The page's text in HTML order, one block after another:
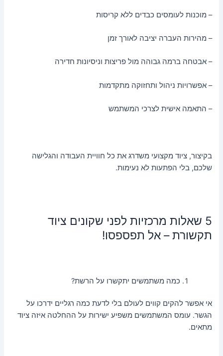
– מוכנות לעומסים כבדים ללא קריסות
– מהירות העברה יציבה לאורך זמן
– אבטחה ברמה גבוהה מול פריצות וניסיונות חדירה
– אפשרויות ניהול ותחזוקה מתקדמות
– התאמה אישית לצרכי המשתמש
בקיצור, ציוד מקצועי משדרג את כל חוויית העבודה והגלישה
שלכם, בלי הפתעות לא נעימות.
5 שאלות מרכזיות לפני שקונים ציוד
תקשורת – אל תפספסו!
כמה משתמשים יתקשרו על הרשת?
אי אפשר להקים קווים לעולם בלי לדעת כמה רגליים ידרכו על
הגשר. עומס המשתמשים משפיע ישירות על ההחלטה איזה ציוד
מתאים.